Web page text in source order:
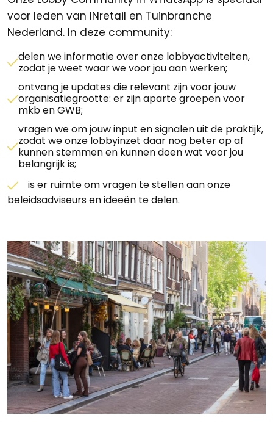
voor leden van INretail en Tuinbranche
Nederland. In deze community:
delen we informatie over onze lobbyactiviteiten,
zodat je weet waar we voor jou aan werken;
ontvang je updates die relevant zijn voor jouw
organisatiegrootte: er zijn aparte groepen voor
mkb en GWB;
vragen we om jouw input en signalen uit de praktijk,
zodat we onze lobbyinzet daar nog beter op af
kunnen stemmen en kunnen doen wat voor jou
belangrijk is;
is er ruimte om vragen te stellen aan onze
beleidsadviseurs en ideeën te delen.